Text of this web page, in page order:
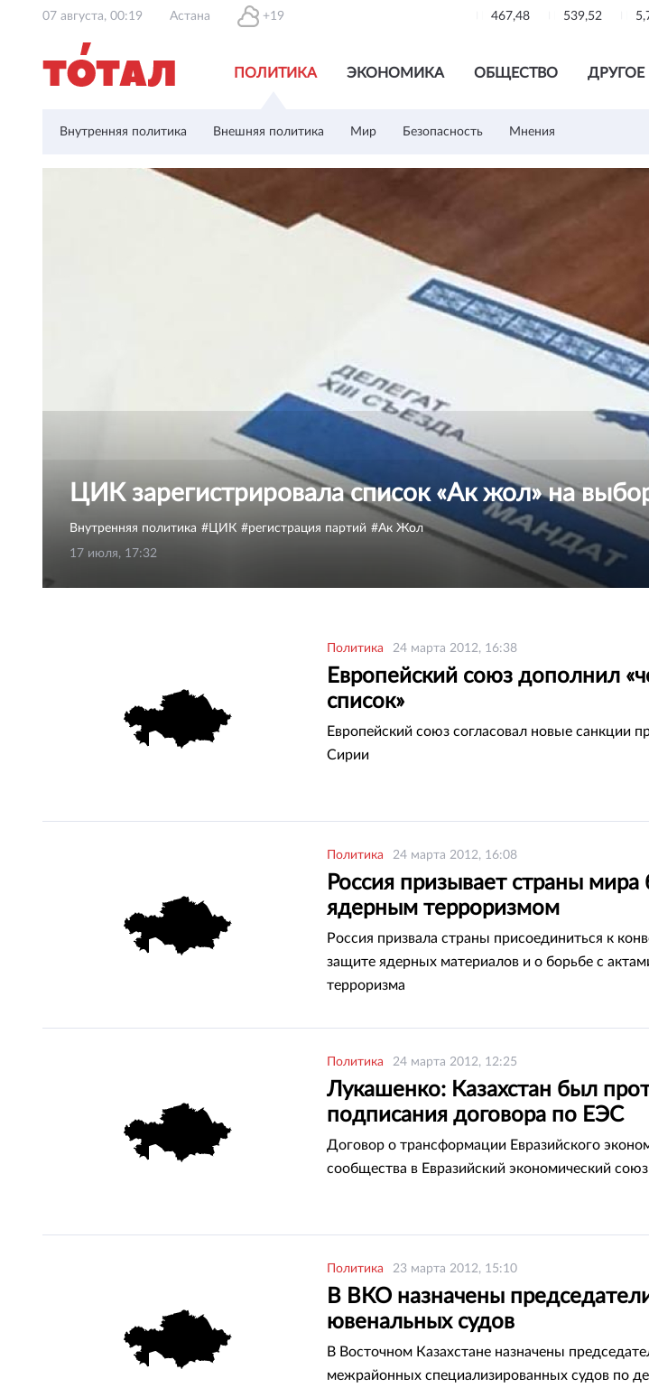
07 августа, 00:19 Астана +19 467,48 539,52
ПОЛИТИКА ЭКОНОМИКА ОБЩЕСТВО ДРУГОЕ
Внутренняя политика Внешняя политика Мир Безопасность Мнения
ЦИК зарегистрировала список «Ак жол» на
Внутренняя политика ЦИК регистрация партий
Ак Жол
17 июля, 17:32
Политика 24 марта 2012, 16:38
Европейский союз дополнил
список»
Европейский союз согласовал новые санкции
Сирии
Политика 24 марта 2012, 16:08
Россия призывает страны мира
ядерным терроризмом
Россия призвала страны присоединиться к
защите ядерных материалов и о борьбе с
терроризма
Политика 24 марта 2012, 12:25
Лукашенко: Казахстан был
подписания договора по ЕЭС
Договор о трансформации Евразийского
сообщества в Евразийский экономический
Политика 23 марта 2012, 15:10
В ВКО назначены
ювенальных судов
В Восточном Казахстане назначены
межрайонных специализированных судов по